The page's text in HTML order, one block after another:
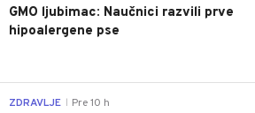
GMO ljubimac: Naučnici razvili prve
hipoalergene pse
ZDRAVLJE Pre 10 h